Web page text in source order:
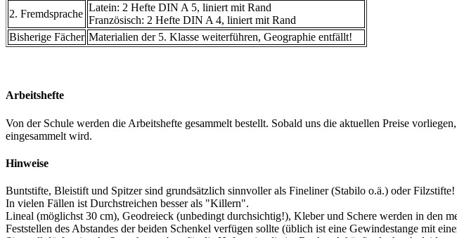
2. Fremdsprache
Latein: 2 Hefte DIN A 5, liniert mit Rand
Französisch: 2 Hefte DIN A 4, liniert mit Rand
Bisherige Fächer Materialien der 5. Klasse weiterführen, Geographie entfällt!
Arbeitshefte
Von der Schule werden die Arbeitshefte gesammelt bestellt. Sobald uns die aktuellen Preise
eingesammelt wird.
Hinweise
Buntstifte, Bleistift und Spitzer sind grundsätzlich sinnvoller als Fineliner (Stabilo o.ä.) oder Filzstifte!
In vielen Fällen ist Durchstreichen besser als "Killern".
Lineal (möglichst 30 cm), Geodreieck (unbedingt durchsichtig!), Kleber und Schere werden in den
Feststellen des Abstandes der beiden Schenkel verfügen sollte (üblich ist eine Gewindestange mit